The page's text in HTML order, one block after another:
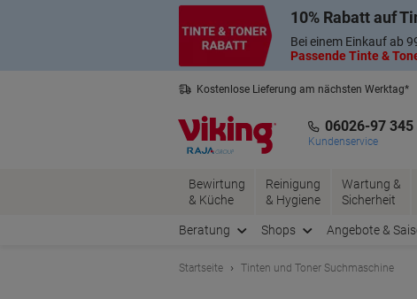
10% Rabatt auf
Bei einem Einkauf ab
Passende Tinte &
Kostenlose Lieferung am nächsten Werktag*
06026-97 345
Kundenservice
Bewirtung
& Küche
Reinigung
& Hygiene
Wartung &
Sicherheit
Beratung Shops Angebote &
Startseite Tinten und Toner Suchmaschine